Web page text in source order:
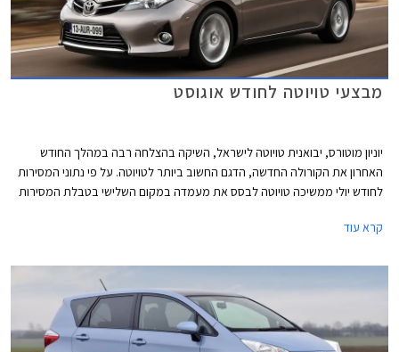
מבצעי טויוטה לחודש אוגוסט
יוניון מוטורס, יבואנית טויוטה לישראל, השיקה בהצלחה רבה במהלך החודש
האחרון את הקורולה החדשה, הדגם החשוב ביותר לטויוטה. על פי נתוני המסירות
לחודש יולי ממשיכה טויוטה לבסס את מעמדה במקום השלישי בטבלת המסירות
קרא עוד